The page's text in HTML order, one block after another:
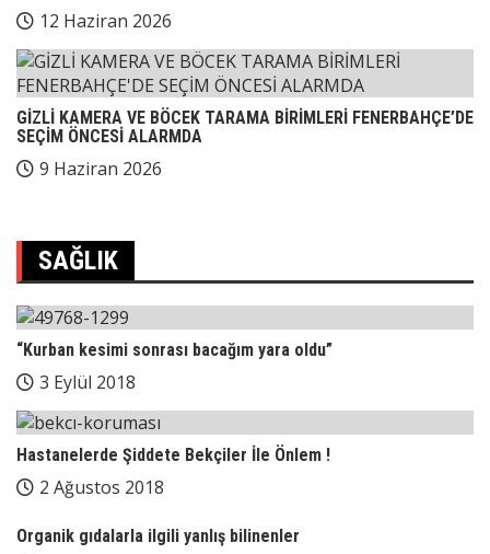
12 Haziran 2026
GİZLİ KAMERA VE BÖCEK TARAMA BİRİMLERİ FENERBAHÇE’DE
SEÇİM ÖNCESİ ALARMDA
9 Haziran 2026
SAĞLIK
“Kurban kesimi sonrası bacağım yara oldu”
3 Eylül 2018
Hastanelerde Şiddete Bekçiler İle Önlem !
2 Ağustos 2018
Organik gıdalarla ilgili yanlış bilinenler